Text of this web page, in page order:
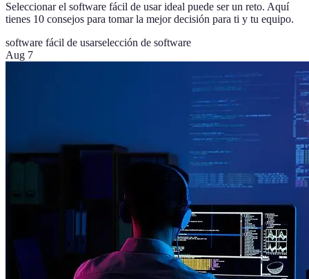
Seleccionar el software fácil de usar ideal puede ser un reto. Aquí
tienes 10 consejos para tomar la mejor decisión para ti y tu equipo.
software fácil de usarselección de software
Aug 7